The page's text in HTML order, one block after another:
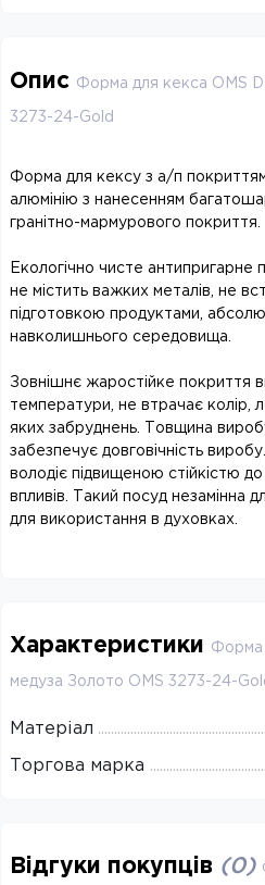
Опис Форма для кекса OMS
3273-24-Gold
Форма для кексу з а/п
алюмінію з нанесенням
гранітно-мармурового покриття.
Екологічно чисте антипригарне
не містить важких металів, не
підготовкою продуктами,
навколишнього середовища.
Зовнішнє жаростійке покриття
температури, не втрачає колір,
яких забруднень. Товщина
забезпечує довговічність
володіє підвищеною стійкістю до
впливів. Такий посуд незамінна
для використання в духовках.
Характеристики Форма
медуза Золото OMS 3273-24-
Матеріал
Торгова марка
Відгуки покупців (0)